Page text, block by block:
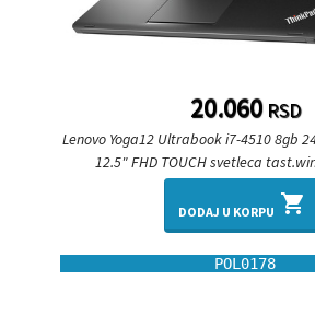
20.060RSD
Lenovo Yoga12 Ultrabook i7-4510 8gb
12.5" FHD TOUCH svetleca
DODAJ U KORPU shopping_cart
POL0178